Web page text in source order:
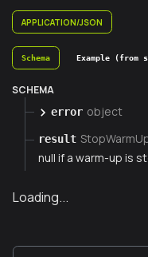
APPLICATION/JSON
Schema Example (from
SCHEMA
error object
result
null if a warm-up is
Loading...